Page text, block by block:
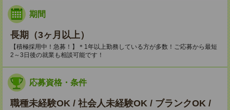
期間
長期（3ヶ月以上）
【積極採用中！急募！】＊1年以上勤務している方が多数！ご応募から最短
2～3日後の就業も相談可能です！
応募資格・条件
職種未経験OK / 社会人未経験OK / ブランクOK /